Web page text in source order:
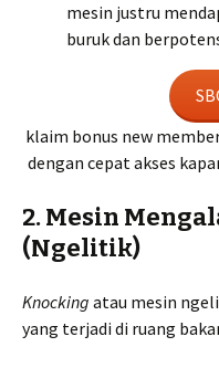
mesin justru
buruk dan
klaim bonus new
dengan cepat akses
2. Mesin
(Ngelitik)
Knocking atau mesin
yang terjadi di ruang